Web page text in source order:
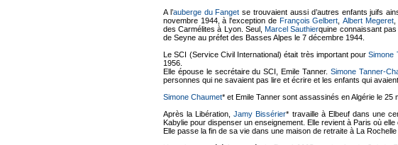
A l’auberge du Fanget se trouvaient aussi d’autres enfants juifs
novembre 1944, à l'exception de François Gelbert ,Albert Megeret,
des Carmélites à Lyon. Seul,Marcel Sauthierquine connaissant
de Seyne au préfet des Basses Alpes le 7 décembre 1944.
Le SCI (Service Civil International) était très important pourSimone
1956.
Elle épouse le secrétaire du SCI, Emile Tanner. Simone Tanner-
personnes qui ne savaient pas lire et écrire et les enfants qui
Simone Chaumet* et Emile Tanner sont assassinés en Algérie le 25
Après la Libération,Jamy Bissérier* travaille à Elbeuf dans une
Kabylie pour dispenser un enseignement. Elle revient à Paris où
Elle passe la fin de sa vie dans une maison de retraite à La